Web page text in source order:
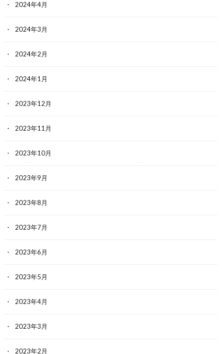
2024年4月
2024年3月
2024年2月
2024年1月
2023年12月
2023年11月
2023年10月
2023年9月
2023年8月
2023年7月
2023年6月
2023年5月
2023年4月
2023年3月
2023年2月